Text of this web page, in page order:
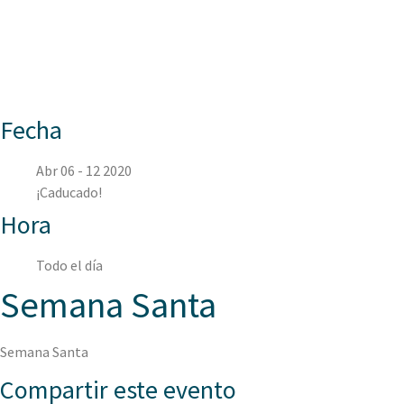
Fecha
Abr 06 - 12 2020
¡Caducado!
Hora
Todo el día
Semana Santa
Semana Santa
Compartir este evento